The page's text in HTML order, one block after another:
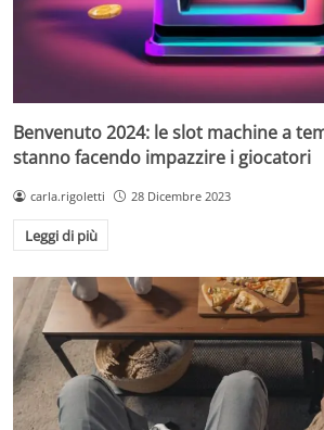
Benvenuto 2024: le slot machine a
stanno facendo impazzire i giocatori
carla.rigoletti 28 Dicembre 2023
Leggi di più